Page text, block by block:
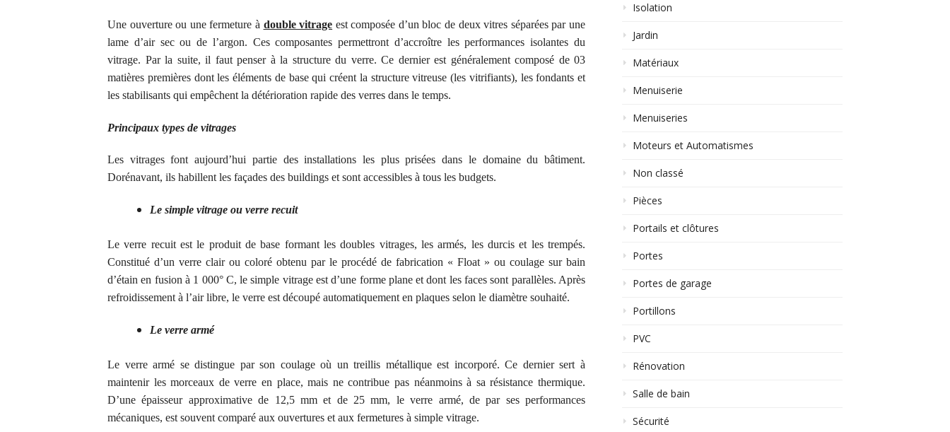
Une ouverture ou une fermeture à double vitrage est composée d’un bloc de deux vitres séparées par une
lame d’air sec ou de l’argon. Ces composantes permettront d’accroître les performances isolantes du
vitrage. Par la suite, il faut penser à la structure du verre. Ce dernier est généralement composé de 03
matières premières dont les éléments de base qui créent la structure vitreuse (les vitrifiants), les fondants et
les stabilisants qui empêchent la détérioration rapide des verres dans le temps.
Principaux types de vitrages
Les vitrages font aujourd’hui partie desinstallations les plus prisées dans le domaine du bâtiment.
Dorénavant, ils habillent les façades des buildings et sont accessibles à tous les budgets.
Le simple vitrage ou verre recuit
Le verre recuit est le produit de base formant les doubles vitrages, les armés, les durcis et les trempés.
Constitué d’un verre clair ou coloré obtenu par le procédé de fabrication « Float » ou coulage sur bain
d’étain en fusion à 1 000° C, le simple vitrage est d’une forme plane et dont les faces sont parallèles. Après
refroidissement à l’air libre, le verre est découpé automatiquement en plaques selon le diamètre souhaité.
Le verre armé
Le verre armé se distingue par son coulage où un treillis métallique est incorporé. Ce dernier sert à
maintenir les morceaux de verre en place, mais ne contribue pas néanmoins à sa résistance thermique.
D’une épaisseur approximative de 12,5 mm et de 25 mm, le verre armé, de par ses performances
mécaniques, est souvent comparé aux ouvertures et aux fermetures à simple vitrage.
Isolation
Jardin
Matériaux
Menuiserie
Menuiseries
Moteurs et Automatismes
Non classé
Pièces
Portails et clôtures
Portes
Portes de garage
Portillons
PVC
Rénovation
Salle de bain
Sécurité